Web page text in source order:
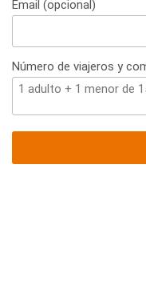
Email (opcional)
Número de viajeros y